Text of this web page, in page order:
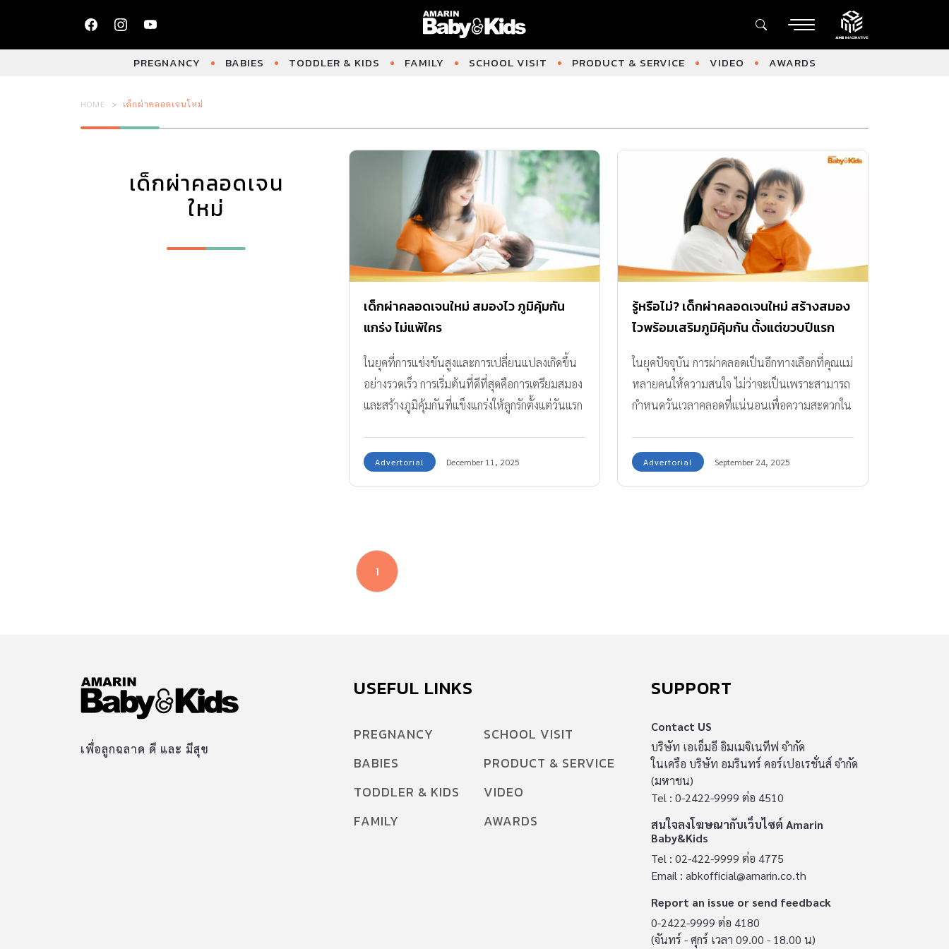
PREGNANCY BABIES TODDLER & KIDS FAMILY SCHOOL VISIT PRODUCT & SERVICE VIDEO AWARDS
HOME เด็กผ่าคลอดเจนใหม่
เด็กผ่าคลอดเจน
ใหม่
เด็กผ่าคลอดเจนใหม่ สมองไว ภูมิคุ้มกัน
แกร่ง ไม่แพ้ใคร
ในยุคที่การแข่งขันสูงและการเปลี่ยนแปลงเกิดขึ้น
อย่างรวดเร็ว การเริ่มต้นที่ดีที่สุดคือการเตรียมสมอง
และสร้างภูมิคุ้มกันที่แข็งแกร่งให้ลูกรักตั้งแต่วันแรก
พัฒนาการให้สมองไว แข็งแรง และมีภูมิคุ้มกันที่ดี
เติบโตได้อย่างมั่นใจ…ไม่ต่างจากเด็กที่คลอดตาม
ของคุณแม่พร้อมจุดประกายศักยภาพได้อย่างเต็มที่
เราจะพาคุณพ่อคุณแม่มาทำความรู้จักกับพลังของ
สารอาหารสำคัญที่จำเป็นต่อเด็กผ่าคลอดเจนใหม่
ดีต่อระบบภูมิคุ้มกันของเด็กผ่าคลอด การเริ่มต้นที่
โดยเฉพาะอย่างยิ่งคุณแม่ผ่าคลอดที่ควรใส่ใจเป็น
พิเศษ เนื่องจากลูกจะ “พลาดโอกาส” ในการได้รับ
จุลินทรีย์สุขภาพชุดแรกจากช่องคลอดของแม่ ซึ่ง
ในการสร้างรากฐานระบบภูมิคุ้มกันของร่างกาย
Advertorial December 11, 2025
รู้หรือไม่? เด็กผ่าคลอดเจนใหม่ สร้างสมอง
ไวพร้อมเสริมภูมิคุ้มกัน ตั้งแต่ขวบปีแรก
ในยุคปัจจุบัน การผ่าคลอดเป็นอีกทางเลือกที่คุณแม่
หลายคนให้ความสนใจ ไม่ว่าจะเป็นเพราะสามารถ
กำหนดวันเวลาคลอดที่แน่นอนเพื่อความสะดวกใน
การตัดสินใจย่อมขึ้นอยู่กับดุลยพินิจของแพทย์ผู้
เชี่ยวชาญเป็นสำคัญ เพื่อความปลอดภัยสูงสุดของ
ของเด็กทารก สำหรับการคลอดธรรมชาติ ลูกจะเดิน
รับ “จุลินทรีย์ตัวจิ๋ว” ที่มีประโยชน์จากช่องคลอด
ซึ่งเป็นตัวช่วยแรกๆที่ส่งเสริมระบบภูมิคุ้มกันของ
ลูก ให้ทำหน้าที่เป็นเกราะป้องกันด่านแรกๆ ให้
ร่างกาย แต่สำหรับเด็กผ่าคลอด การเดินทางนี้แตก
ต่างออกไป เพราะลูกจะถูกนำออกมาจากหน้าท้อง
คุณแม่โดยตรง ทำให้พลาดโอกาสในการรับ
จุลินทรีย์ที่มีประโยชน์นี้ไปค่ะ ไม่ใช่แค่เรื่อง
ภูมิคุ้มกัน แต่สมองก็ด้วย! ที่น่าสนใจกว่านั้นคือ
เรื่องของสมองอีกด้วย จากการศึกษาที่สหรัฐอเมริกา
(Deoni 2019) ได้มีการสแกนสมองเปรียบเทียบ
Advertorial September 24, 2025
1
เพื่อลูกฉลาด ดี และ มีสุข
USEFUL LINKS
PREGNANCY
BABIES
TODDLER & KIDS
FAMILY
SCHOOL VISIT
PRODUCT & SERVICE
VIDEO
AWARDS
SUPPORT
Contact US
บริษัท เอเอ็มอี อิมเมจิเนทีฟ จำกัด
ในเครือ บริษัท อมรินทร์ คอร์เปอเรชั่นส์ จำกัด
(มหาชน)
Tel : 0-2422-9999 ต่อ 4510
สนใจลงโฆษณากับเว็บไซต์ Amarin
Baby&Kids
Tel : 02-422-9999 ต่อ 4775
Email : abkofficial@amarin.co.th
Report an issue or send feedback
0-2422-9999 ต่อ 4180
(จันทร์ - ศุกร์ เวลา 09.00 - 18.00 น)